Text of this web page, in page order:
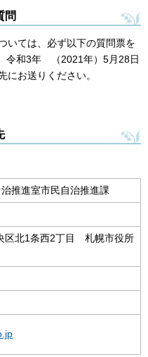
問
いては、必ず以下の質問票を
令和3年 （2021年）5月28日
にお送りください。
推進室市民自治推進課
北1条西2丁目 札幌市役所